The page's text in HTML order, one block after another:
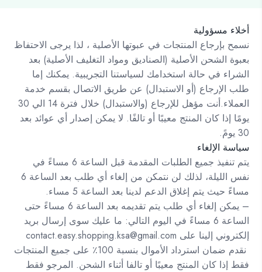
أخلاء مسؤولية
نسمح بإرجاع المنتجات في عبوتها الأصلية ، لذا يرجى الاحتفاظ
بعبوة الشحن الأصلية (الصناديق ومواد التغليف الأصلية) بعد
الشراء في حالة استخدامك لسياستنا التجريبية. يمكنك إما
طلب الإرجاع (أو الاستبدال) عن طريق الاتصال بقسم خدمة
العملاء.أنت مؤهل للإرجاع (والاستبدال) خلال فترة 14 الي 30
يومًا إذا كان المنتج معيبًا أو تالفًا. لا يمكن إصدار أي عوائد بعد
30 يومً.
سياسة الإلغاء
يتم تنفيذ جميع الطلبات المقدمة قبل الساعة 6 مساءً في
نفس الليلة، لذلك لن نتمكن من إلغاء أي طلب بعد الساعة 6
مساءً حيث يتم إغلاق الدعم لدينا بعد الساعة 5 مساء.
– يمكن إلغاء أي طلب يتم تقديمه بعد الساعة 6 مساءً حتى
الساعة 6 مساءً في اليوم التالي: ما عليك سوى إرسال بريد
إلكتروني إلينا على contact.easy.shopping.ksa@gmail.com
نقدم ضمان استرداد الأموال بنسبة 100٪ على جميع المنتجات
فقط إذا كان المنتج معيبًا أو تالفا أثناء الشحن. المرجو فقط